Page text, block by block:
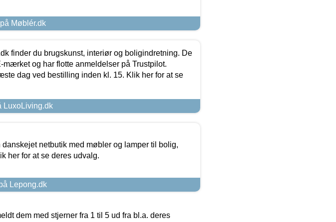
Møblér.dk
finder du brugskunst, interiør og boligindretning. De
mærket og har flotte anmeldelser på Trustpilot.
dag ved bestilling inden kl. 15. Klik her for at se
LuxoLiving.dk
danskejet netbutik med møbler og lamper til bolig,
her for at se deres udvalg.
Lepong.dk
dem med stjerner fra 1 til 5 ud fra bl.a. deres